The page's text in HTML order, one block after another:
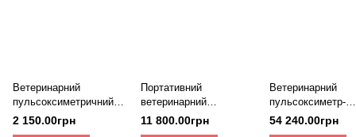
Ветеринарний
пульсоксиметричний
датчик SpO2 для
пульсоксиметра
2 150.00грн
Портативний
ветеринарний
пульсоксиметр
11 800.00грн
Ветеринарний
пульсоксиметр-
капнограф
54 240.00грн